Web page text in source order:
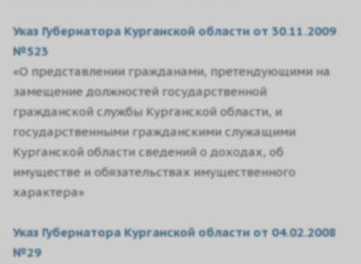
Указ Губернатора Курганской области от 30.11.2009
№523
«О представлении гражданами, претендующими на
замещение должностей государственной
гражданской службы Курганской области, и
государственными гражданскими служащими
Курганской области сведений о доходах, об
имуществе и обязательствах имущественного
характера»
Указ Губернатора Курганской области от 04.02.2008
№29